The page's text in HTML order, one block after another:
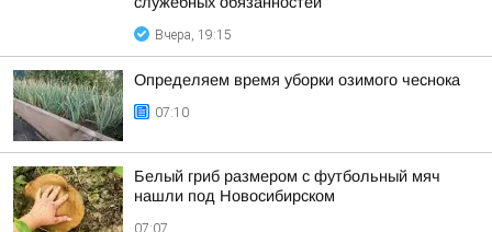
Вчера, 19:15
Определяем время уборки озимого чеснока
07:10
Белый гриб размером с футбольный мяч
нашли под Новосибирском
07:07